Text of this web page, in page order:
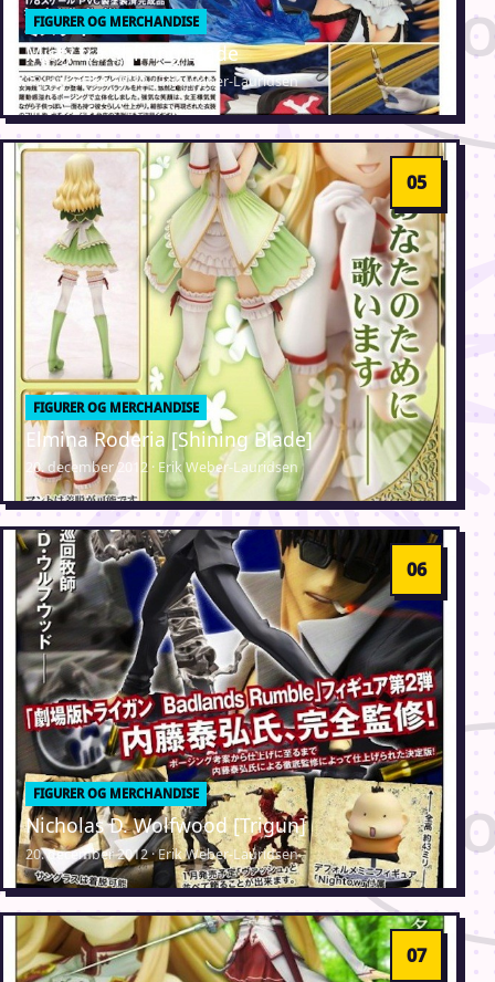
FIGURER OG MERCHANDISE
Misty fra Shining Blade
28. december 2012 · Erik Weber-Lauridsen
FIGURER OG MERCHANDISE
Elmina Roderia [Shining Blade]
20. december 2012 · Erik Weber-Lauridsen
FIGURER OG MERCHANDISE
Nicholas D. Wolfwood [Trigun]
20. december 2012 · Erik Weber-Lauridsen